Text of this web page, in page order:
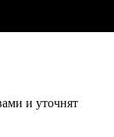
и уточнят